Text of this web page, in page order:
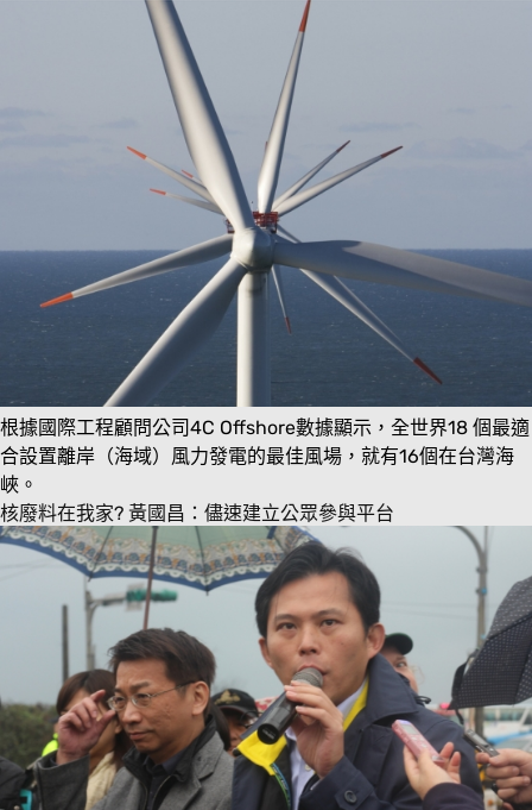
根據國際工程顧問公司4C Offshore數據顯示，全世界18 個最適
合設置離岸（海域）風力發電的最佳風場，就有16個在台灣海
峽。
核廢料在我家? 黃國昌：儘速建立公眾參與平台